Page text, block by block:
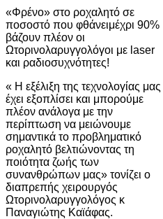
«Φρένο» στο ροχαλητό σε
ποσοστό που φθάνειμέχρι 90%
βάζουν πλέον οι
Ωτορινολαρυγγολόγοι με laser
και ραδιοσυχνότητες!
« Η εξέλιξη της τεχνολογίας μας
έχει εξοπλίσει και μπορούμε
πλέον ανάλογα με την
περίπτωση να μειώνουμε
σημαντικά το προβληματικό
ροχαλητό βελτιώνοντας τη
ποιότητα ζωής των
συνανθρώπων μας» τονίζει ο
διαπρεπής χειρουργός
Ωτορινολαρυγγολόγος κ
Παναγιώτης Καϊάφας.